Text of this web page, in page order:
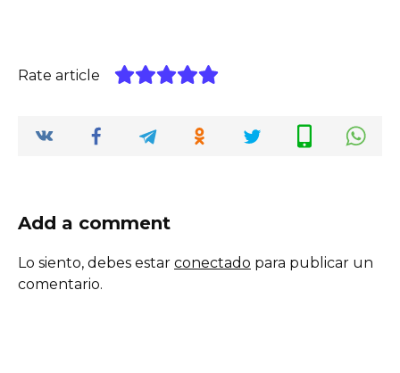
Rate article
Add a comment
Lo siento, debes estar conectado para publicar un
comentario.